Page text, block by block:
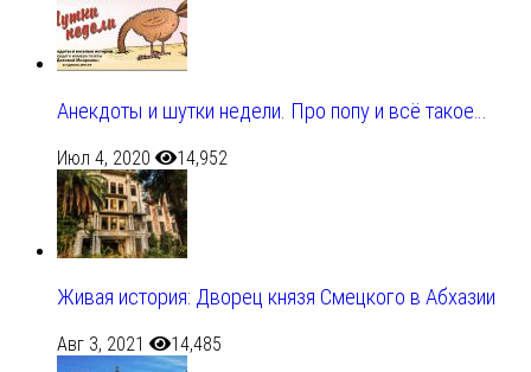
Анекдоты и шутки недели. Про попу и всё такое…
Июл 4, 2020 14,952
Живая история: Дворец князя Смецкого в Абхазии
Авг 3, 2021 14,485